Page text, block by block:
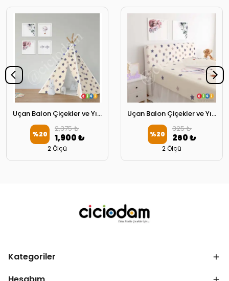
Uçan Balon Çiçekler ve Yıldızlar Oyun Çadırı
%20
2,375 ₺
1,900 ₺
2 Ölçü
Uçan Balon Çiçekler ve Yıldızlar Başlık Kılıfı
%20
325 ₺
260 ₺
2 Ölçü
Kategoriler